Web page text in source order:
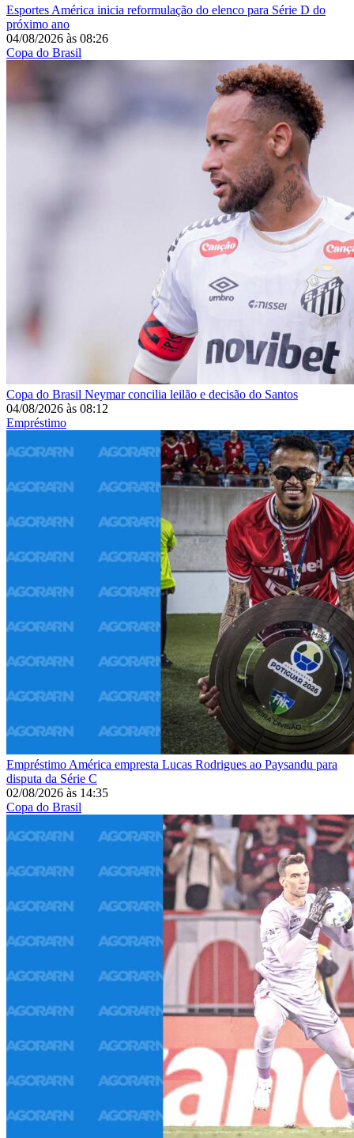
Esportes América inicia reformulação do elenco para Série D do
próximo ano
04/08/2026 às 08:26
Copa do Brasil
Copa do Brasil Neymar concilia leilão e decisão do Santos
04/08/2026 às 08:12
Empréstimo
Empréstimo América empresta Lucas Rodrigues ao Paysandu para
disputa da Série C
02/08/2026 às 14:35
Copa do Brasil